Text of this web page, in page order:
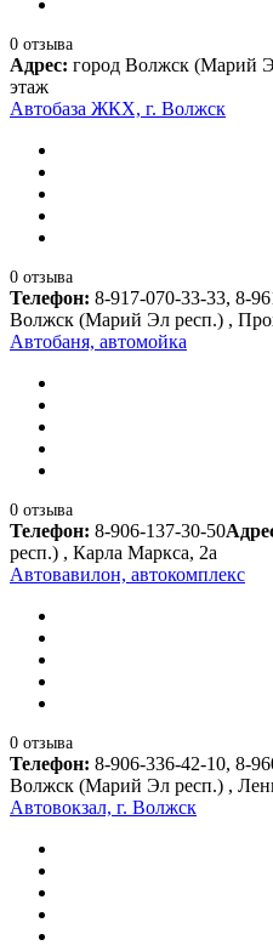
0 отзыва
Адрес: город Волжск (Марий
этаж
Автобаза ЖКХ, г. Волжск
0 отзыва
Телефон: 8-917-070-33-33, 8-
Волжск (Марий Эл респ.) ,
Автобаня, автомойка
0 отзыва
Телефон: 8-906-137-30-50
респ.) , Карла Маркса, 2а
Автовавилон, автокомплекс
0 отзыва
Телефон: 8-906-336-42-10, 8-
Волжск (Марий Эл респ.) ,
Автовокзал, г. Волжск